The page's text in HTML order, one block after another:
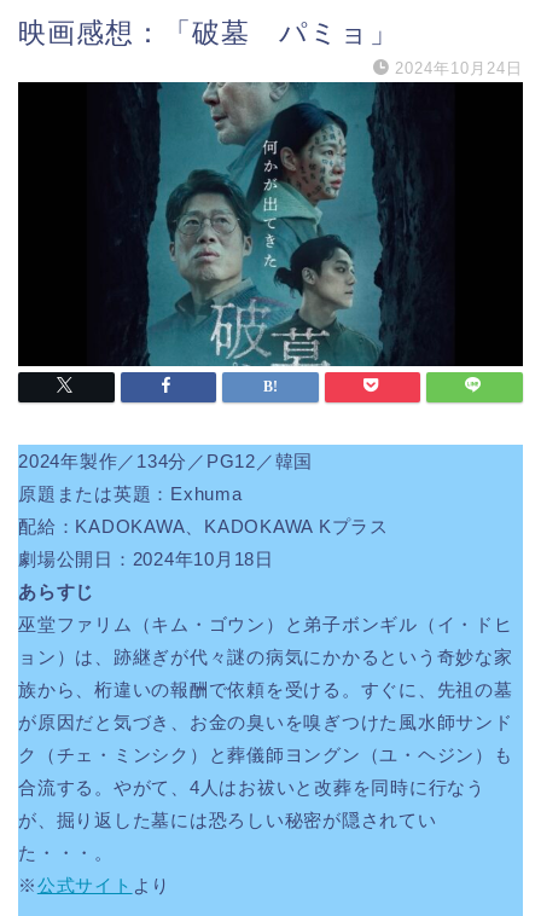
映画感想：「破墓 パミョ」
2024年10月24日
2024年製作／134分／PG12／韓国
原題または英題：Exhuma
配給：KADOKAWA、KADOKAWA Kプラス
劇場公開日：2024年10月18日
あらすじ
巫堂ファリム（キム・ゴウン）と弟子ボンギル（イ・ドヒ
ョン）は、跡継ぎが代々謎の病気にかかるという奇妙な家
族から、桁違いの報酬で依頼を受ける。すぐに、先祖の墓
が原因だと気づき、お金の臭いを嗅ぎつけた風水師サンド
ク（チェ・ミンシク）と葬儀師ヨングン（ユ・ヘジン）も
合流する。やがて、4人はお祓いと改葬を同時に行なう
が、掘り返した墓には恐ろしい秘密が隠されてい
た・・・。
※公式サイト より